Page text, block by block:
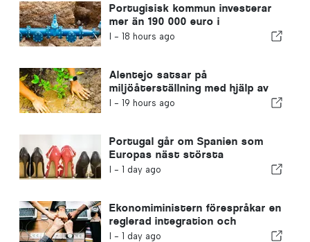
Portugisisk kommun investerar
mer än 190 000 euro i
vattenförsörjningen
I - 18 hours ago
Alentejo satsar på
miljöåterställning med hjälp av
EU-medel
I - 19 hours ago
Portugal går om Spanien som
Europas näst största
skotillverkare
I - 1 day ago
Ekonomiministern förespråkar en
reglerad integration och
garanterar en snabbare väg för
I - 1 day ago